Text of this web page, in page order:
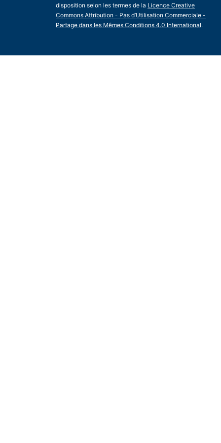
disposition selon les termes de la Licence Creative
Commons Attribution - Pas d’Utilisation Commerciale -
Partage dans les Mêmes Conditions 4.0 International.